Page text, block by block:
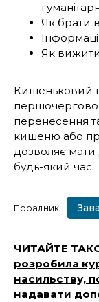
Як брати
Як вижити
Кишеньковий
першочергово
перенесення
кишеню або
дозволяє мати
будь-який час.
Порадник
ЧИТАЙТЕ
розробила
насильству,
надавати